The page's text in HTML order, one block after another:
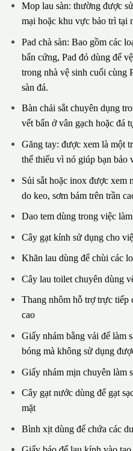
Mop lau sàn: thường được
mại hoặc khu vực bảo trì tại
Pad chà sàn: Bao gồm các
bẩn cứng, Pad đỏ dùng để
trong nhà vệ sinh cuối cùng
sàn đá.
Bàn chải sắt chuyên dụng
vết bẩn ở vân gạch hoặc đá
Găng tay: được xem là một
thể thiếu vì nó giúp bạn bảo
Sủi sắt hoặc inox được xem
do keo, sơm bám trên trần
Dao tem dùng trong việc
Cây gạt kính sử dụng cho
Khăn lau dùng để chùi các
Cây lau toilet chuyên dùng
Thang nhôm hỗ trợ trực tiếp
cao
Giấy nhám bằng vải để làm
bóng mà không sử dụng
Giấy nhám mịn chuyên làm
Cây gạt nước dùng để gạt
mặt
Bình xịt dùng để chứa các